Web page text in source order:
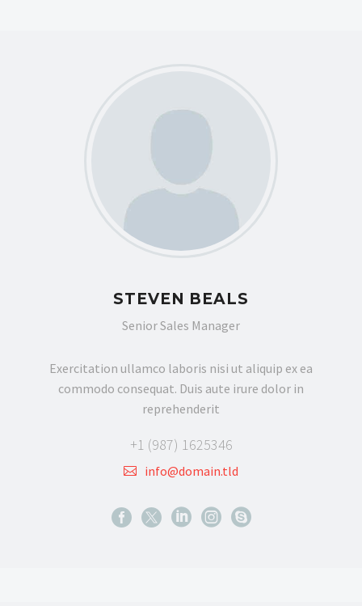
STEVEN BEALS
Senior Sales Manager
Exercitation ullamco laboris nisi ut aliquip ex ea
commodo consequat. Duis aute irure dolor in
reprehenderit
+1 (987) 1625346
info@domain.tld